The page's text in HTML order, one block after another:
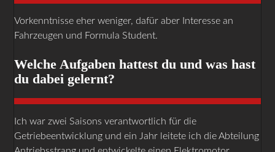
Vorkenntnisse eher weniger, dafür aber Interesse an
Fahrzeugen und Formula Student.
Welche Aufgaben hattest du und was hast
du dabei gelernt?
Ich war zwei Saisons verantwortlich für die
Getriebeentwicklung und ein Jahr leitete ich die Abteilung